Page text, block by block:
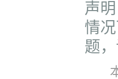
声
情
题
本